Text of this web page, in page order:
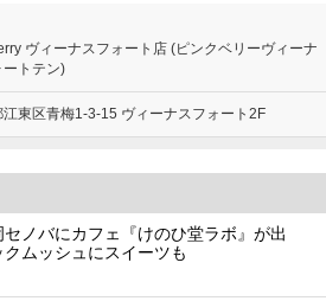
ヴィーナスフォート店 (ピンクベリーヴィーナ
ートテン)
江東区青梅1-3-15 ヴィーナスフォート2F
ノバにカフェ『けのひ堂ラボ』が出
ムッシュにスイーツも